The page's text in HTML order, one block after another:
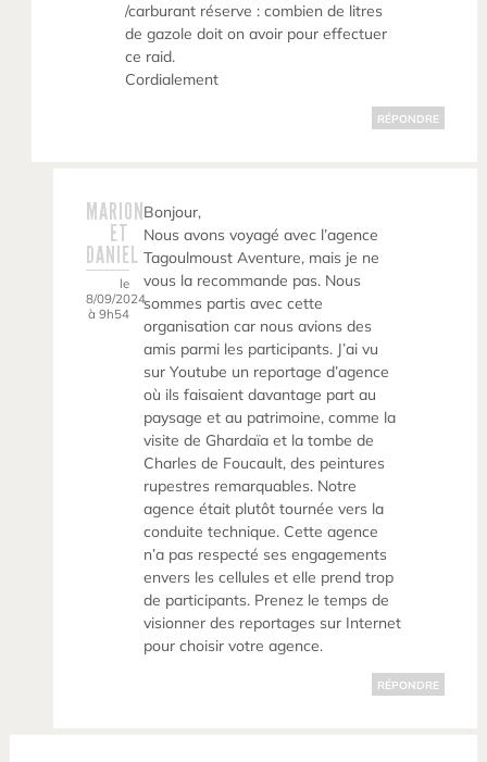
/carburant réserve : combien de litres
de gazole doit on avoir pour effectuer
ce raid.
Cordialement
RÉPONDRE
MARION
ET
DANIEL
le
8/09/2024
à 9h54
Bonjour,
Nous avons voyagé avec l’agence
Tagoulmoust Aventure, mais je ne
vous la recommande pas. Nous
sommes partis avec cette
organisation car nous avions des
amis parmi les participants. J’ai vu
sur Youtube un reportage d’agence
où ils faisaient davantage part au
paysage et au patrimoine, comme la
visite de Ghardaïa et la tombe de
Charles de Foucault, des peintures
rupestres remarquables. Notre
agence était plutôt tournée vers la
conduite technique. Cette agence
n’a pas respecté ses engagements
envers les cellules et elle prend trop
de participants. Prenez le temps de
visionner des reportages sur Internet
pour choisir votre agence.
RÉPONDRE